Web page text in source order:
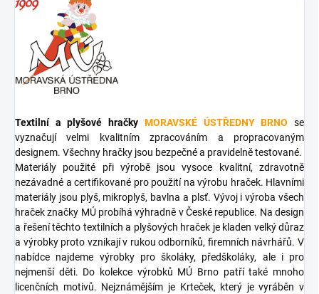
Textilní a plyšové hračky MORAVSKÉ ÚSTŘEDNY BRNO se
vyznačují velmi kvalitním zpracováním a propracovaným
designem. Všechny hračky jsou bezpečné a pravidelně testované.
Materiály použité při výrobě jsou vysoce kvalitní, zdravotně
nezávadné a certifikované pro použití na výrobu hraček. Hlavními
materiály jsou plyš, mikroplyš, bavlna a plsť. Vývoj i výroba všech
hraček značky MÚ probíhá výhradně v České republice. Na design
a řešení těchto textilních a plyšových hraček je kladen velký důraz
a výrobky proto vznikají v rukou odborníků, firemních návrhářů. V
nabídce najdeme výrobky pro školáky, předškoláky, ale i pro
nejmenší děti. Do kolekce výrobků MÚ Brno patří také mnoho
licenčních motivů. Nejznámějším je Krteček, který je vyráběn v